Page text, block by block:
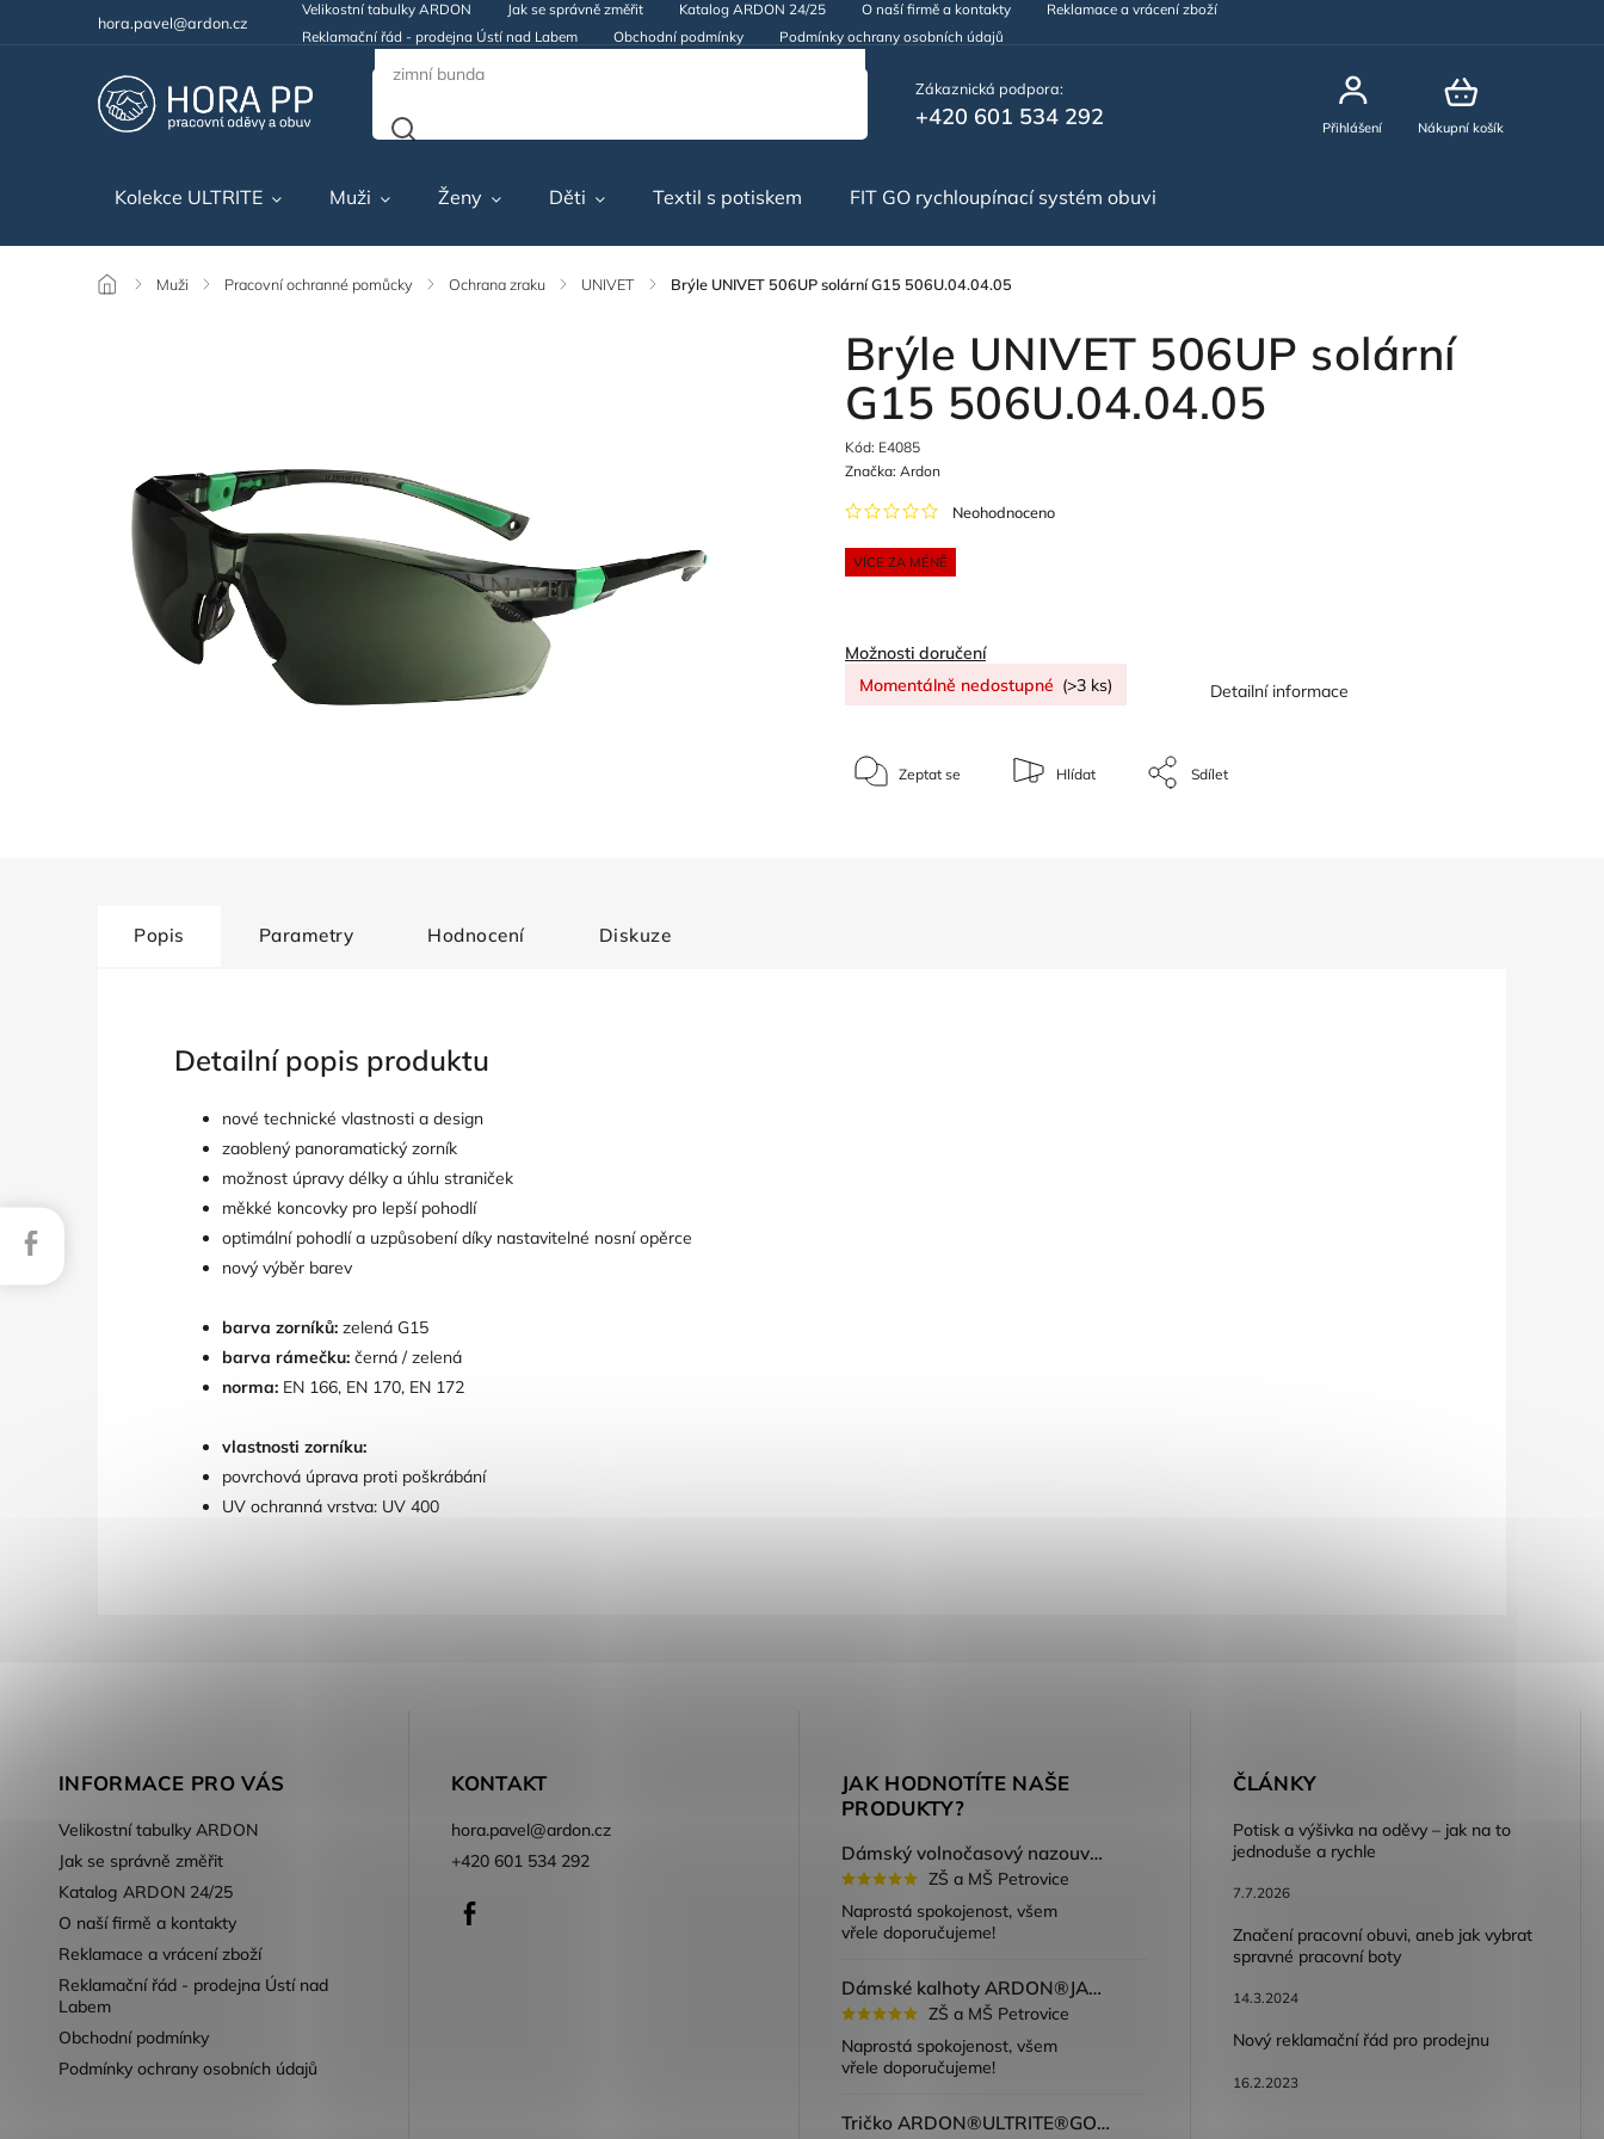
hora.pavel@ardon.cz
Velikostní tabulky ARDON Jak se správně změřit Katalog ARDON 24/25 O naší firmě a kontakty
Reklamace a vrácení zboží
Reklamační řád - prodejna Ústí nad Labem
Obchodní podmínky Podmínky ochrany osobních údajů
Zákaznická podpora:
+420 601 534 292 Nákupní košík
Přihlášení
Kolekce ULTRITE Muži Ženy Děti Textil s potiskem FIT GO rychloupínací systém obuvi
/ Muži / Pracovní ochranné pomůcky / Ochrana zraku / UNIVET / Brýle UNIVET 506UP solární G15 506U.04.04.05
Brýle UNIVET 506UP solární
G15 506U.04.04.05
Kód: E4085
VÍCE ZA MÉNĚ
Neohodnoceno
Značka: Ardon
Možnosti doručení
Momentálně nedostupné (>3 ks) Detailní informace
Zeptat se Hlídat Sdílet
Popis Parametry Hodnocení Diskuze
Detailní popis produktu
nové technické vlastnosti a design
zaoblený panoramatický zorník
možnost úpravy délky a úhlu straniček
měkké koncovky pro lepší pohodlí
optimální pohodlí a uzpůsobení díky nastavitelné nosní opěrce
nový výběr barev
barva zorníků: zelená G15
barva rámečku: černá / zelená
norma: EN 166, EN 170, EN 172
vlastnosti zorníku:
povrchová úprava proti poškrábání
UV ochranná vrstva: UV 400
INFORMACE PRO VÁS
Velikostní tabulky ARDON
Jak se správně změřit
Katalog ARDON 24/25
O naší firmě a kontakty
Reklamace a vrácení zboží
Reklamační řád - prodejna Ústí nad
Labem
Obchodní podmínky
Podmínky ochrany osobních údajů
KONTAKT
hora.pavel@ardon.cz
+420 601 534 292
JAK HODNOTÍTE NAŠE
PRODUKTY?
Dámský volnočasový nazouvák ARDON®JUNO - růžová
ZŠ a MŠ Petrovice
Naprostá spokojenost, všem
vřele doporučujeme!
Dámské kalhoty ARDON®JASVENA šedá
ZŠ a MŠ Petrovice
Naprostá spokojenost, všem
vřele doporučujeme!
Tričko ARDON®ULTRITE®GO! dámské růžová
ČLÁNKY
Potisk a výšivka na oděvy – jak na to
jednoduše a rychle
7.7.2026
Značení pracovní obuvi, aneb jak vybrat
spravné pracovní boty
14.3.2024
Nový reklamační řád pro prodejnu
16.2.2023